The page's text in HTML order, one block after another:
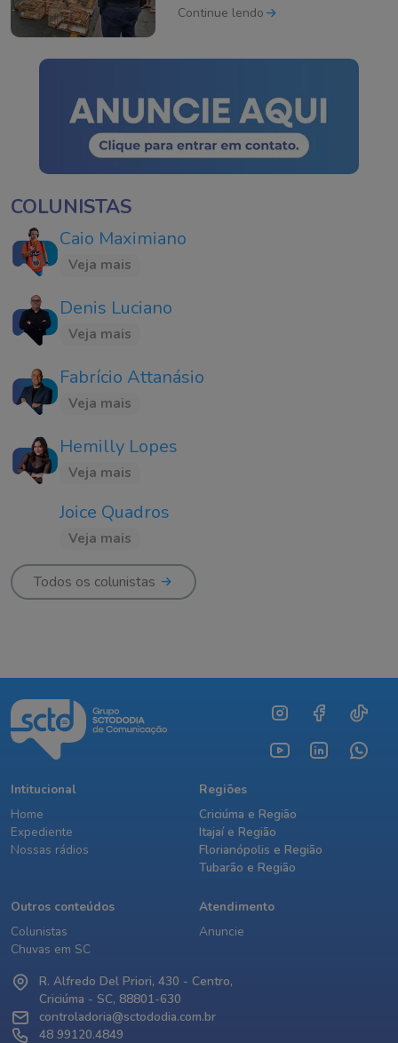
Continue lendo
COLUNISTAS
Caio Maximiano
Veja mais
Denis Luciano
Veja mais
Fabrício Attanásio
Veja mais
Hemilly Lopes
Veja mais
Joice Quadros
Veja mais
Todos os colunistas
Intitucional
Home
Expediente
Nossas rádios
Regiões
Criciúma e Região
Itajaí e Região
Florianópolis e Região
Tubarão e Região
Outros conteúdos
Colunistas
Chuvas em SC
Atendimento
Anuncie
R. Alfredo Del Priori, 430 - Centro,
Criciúma - SC, 88801-630
controladoria@sctododia.com.br
48 99120.4849